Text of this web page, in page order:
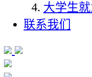
大学生
联系我们